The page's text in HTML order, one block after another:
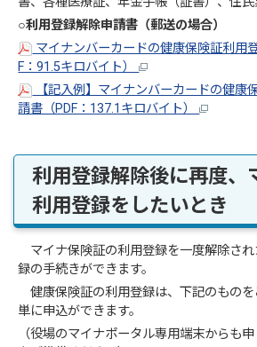
○利用登録解除申請書（郵送の場合）
マイナンバーカードの健康保険証利用
F：91.5キロバイト）
【記入例】マイナンバーカードの健康
請書（PDF：137.1キロバイト）
利用登録解除後に再度、
利用登録をしたいとき
マイナ保険証の利用登録を一度解除さ
録の手続きができます。
健康保険証の利用登録は、下記のもの
単に申込ができます。
（役場のマイナポータル専用端末からも